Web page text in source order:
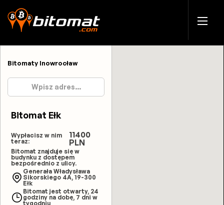
Bitomaty Inowrocław
Bitomat Ełk
Wypłacisz w nim
teraz:
11400
PLN
Bitomat znajduje się w
budynku z dostępem
bezpośrednio z ulicy.
Generała Władysława
Sikorskiego 4A, 19-300
Ełk
Bitomat jest otwarty, 24
godziny na dobę, 7 dni w
tygodniu